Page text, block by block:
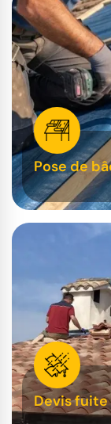
Pose de
Devis